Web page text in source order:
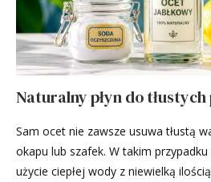
Naturalny płyn do
Sam ocet nie zawsze usuwa tłustą
okapu lub szafek. W takim
użycie ciepłej wody z niewielką